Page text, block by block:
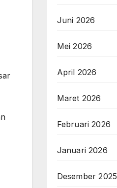
Juni 2026
Mei 2026
April 2026
Maret 2026
Februari 2026
Januari 2026
Desember 2025